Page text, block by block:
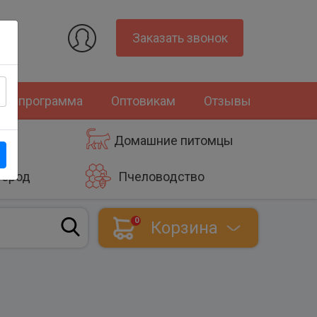
Заказать звонок
программа Оптовикам Отзывы
Домашние питомцы
Пчеловодство
0 Корзина